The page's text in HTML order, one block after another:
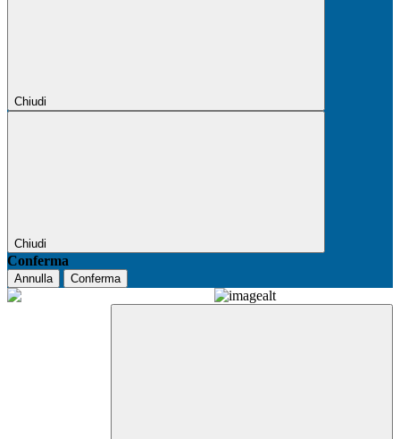
Chiudi
Chiudi
Conferma
Annulla Conferma